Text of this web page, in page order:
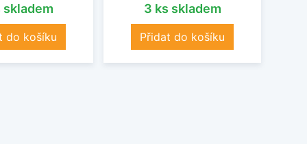
skladem
do košíku
3 ks skladem
Přidat do košíku